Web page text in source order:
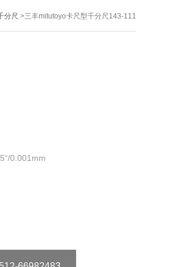
分尺 >三丰mitutoyo卡尺型千分尺143-111
0.001mm